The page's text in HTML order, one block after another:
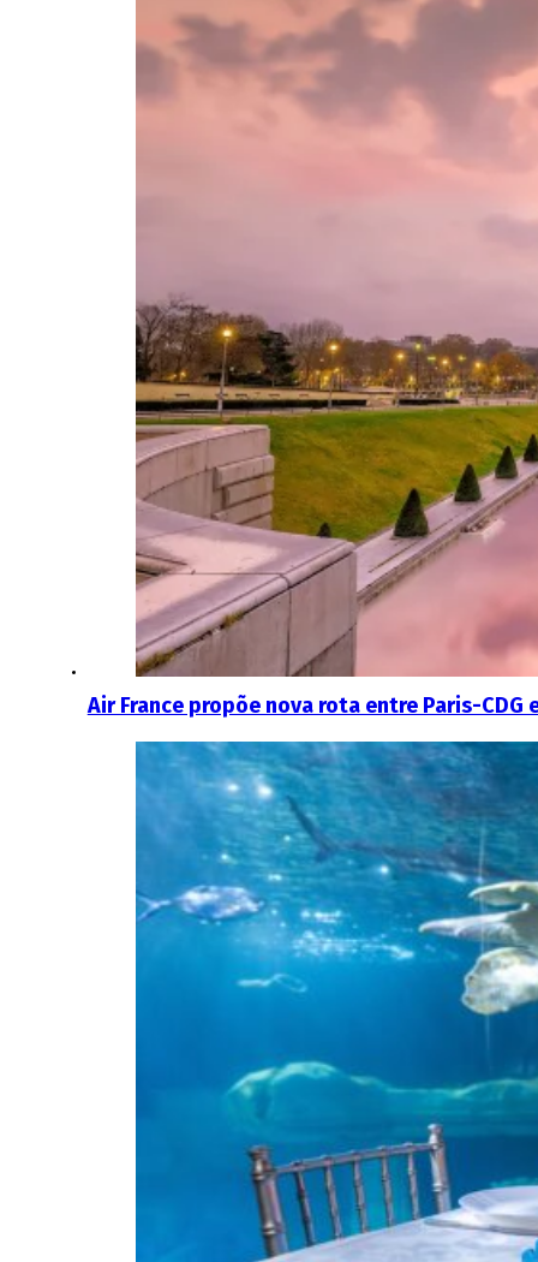
Air France propõe nova rota entre Paris-CDG